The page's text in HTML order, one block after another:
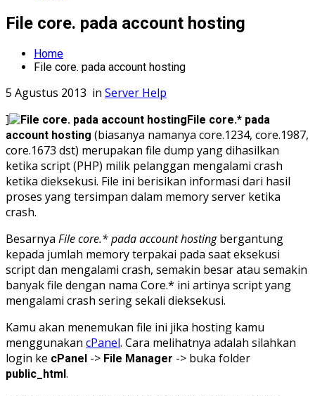
File core. pada account hosting
Home
File core. pada account hosting
5 Agustus 2013 in Server Help
]
File core.* pada
account hosting (biasanya namanya core.1234, core.1987,
core.1673 dst) merupakan file dump yang dihasilkan
ketika script (PHP) milik pelanggan mengalami crash
ketika dieksekusi. File ini berisikan informasi dari hasil
proses yang tersimpan dalam memory server ketika
crash.
Besarnya File core.* pada account hostingbergantung
kepada jumlah memory terpakai pada saat eksekusi
script dan mengalami crash, semakin besar atau semakin
banyak file dengan nama Core.* ini artinya script yang
mengalami crash sering sekali dieksekusi.
Kamu akan menemukan file ini jika hosting kamu
menggunakan cPanel. Cara melihatnya adalah silahkan
login ke cPanel -> File Manager -> buka folder
public_html.